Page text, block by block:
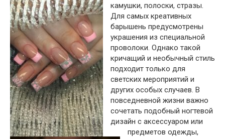
камушки, полоски, стразы.
Для самых креативных
барышень предусмотрены
украшения из специальной
проволоки. Однако такой
кричащий и необычный стиль
подходит только для
светских мероприятий и
других особых случаев. В
повседневной жизни важно
сочетать подобный ногтевой
дизайн с аксессуаром или
предметов одежды,